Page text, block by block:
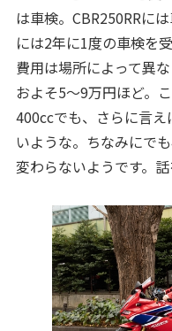
は車検。CBR250RRに
には2年に1度の車検を
費用は場所によって異
およそ5～9万円ほど。
400ccでも、さらに言
いような。ちなみにで
変わらないようです。